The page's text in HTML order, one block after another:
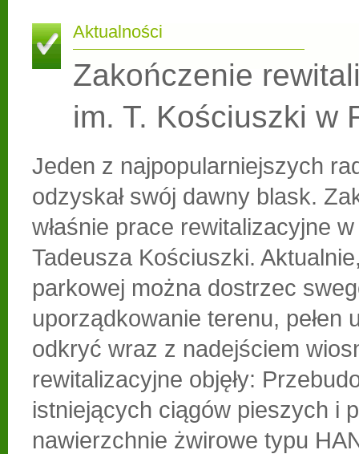
Aktualności
Zakończenie
im. T. Kościuszki w
Jeden z najpopularniejszych
odzyskał swój dawny blask.
właśnie prace rewitalizacyjne
Tadeusza Kościuszki.
parkowej można dostrzec
uporządkowanie terenu, pełen
odkryć wraz z nadejściem
rewitalizacyjne objęły:
istniejących ciągów pieszych i
nawierzchnie żwirowe typu